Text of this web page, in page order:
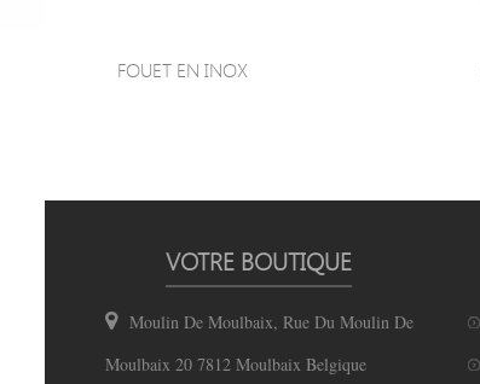
FOUET EN INOX
VOTRE BOUTIQUE
Moulin De Moulbaix, Rue Du Moulin De
Moulbaix 20 7812 Moulbaix Belgique